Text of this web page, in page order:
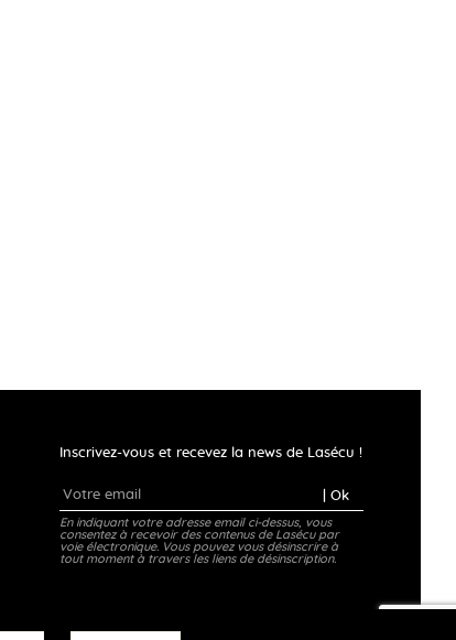
Inscrivez-vous et recevez la news de Lasécu !
| Ok
En indiquant votre adresse email ci-dessus, vous
consentez à recevoir des contenus de Lasécu par
voie électronique. Vous pouvez vous désinscrire à
tout moment à travers les liens de désinscription.